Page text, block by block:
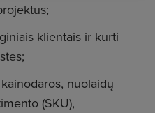
klientais ir kurti
nuolaidų
(SKU),